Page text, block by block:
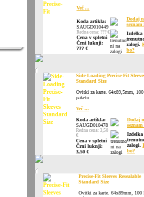
Več ...
Koda artikla:
SAUGD010449
Redna cena: ??? €
Cena v spletni
Črni luknji:
??? €
Dodaj
seznam
Izdelka
zalogi.
bo?
Side-Loading Precise-Fit
Standard Size
Ovitki za karte. 64x89,5mm,
paketu.
Več ...
Koda artikla:
SAUGD010478
Redna cena: 3,50
€
Cena v spletni
Črni luknji:
3,50 €
Dodaj
seznam
Izdelka
zalogi.
bo?
Precise-Fit Sleeves Resealable
Standard Size
Ovitki za karte. 64x89mm, 100